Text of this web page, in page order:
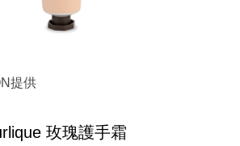
提供
玫瑰護手霜